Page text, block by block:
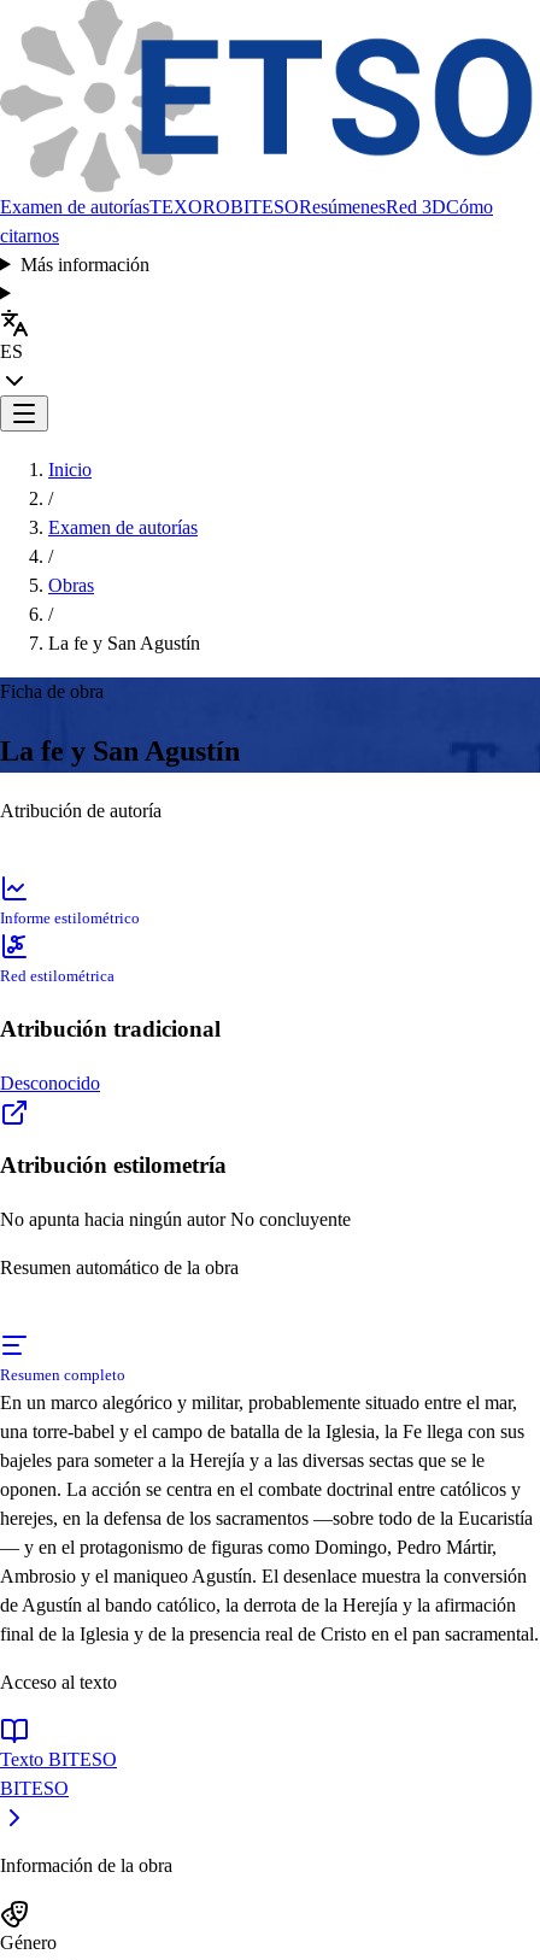
Examen de autoríasTEXOROBITESOResúmenesRed 3DCómo
citarnos
Más información
ES
Inicio
/
Examen de autorías
/
Obras
/
La fe y San Agustín
Ficha de obra
La fe y San Agustín
Atribución de autoría
Informe estilométrico
Red estilométrica
Atribución tradicional
Desconocido
Atribución estilometría
No apunta hacia ningún autor No concluyente
Resumen automático de la obra
Resumen completo
En un marco alegórico y militar, probablemente situado entre el mar,
una torre-babel y el campo de batalla de la Iglesia, la Fe llega con sus
bajeles para someter a la Herejía y a las diversas sectas que se le
oponen. La acción se centra en el combate doctrinal entre católicos y
herejes, en la defensa de los sacramentos —sobre todo de la Eucaristía
— y en el protagonismo de figuras como Domingo, Pedro Mártir,
Ambrosio y el maniqueo Agustín. El desenlace muestra la conversión
de Agustín al bando católico, la derrota de la Herejía y la afirmación
final de la Iglesia y de la presencia real de Cristo en el pan sacramental.
Acceso al texto
Texto BITESO
BITESO
Información de la obra
Género